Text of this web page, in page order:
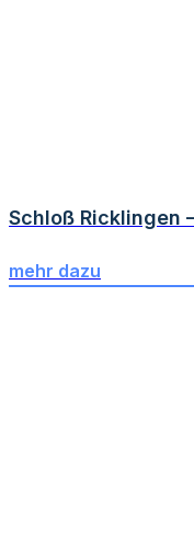
Schloß Ricklingen
mehr dazu